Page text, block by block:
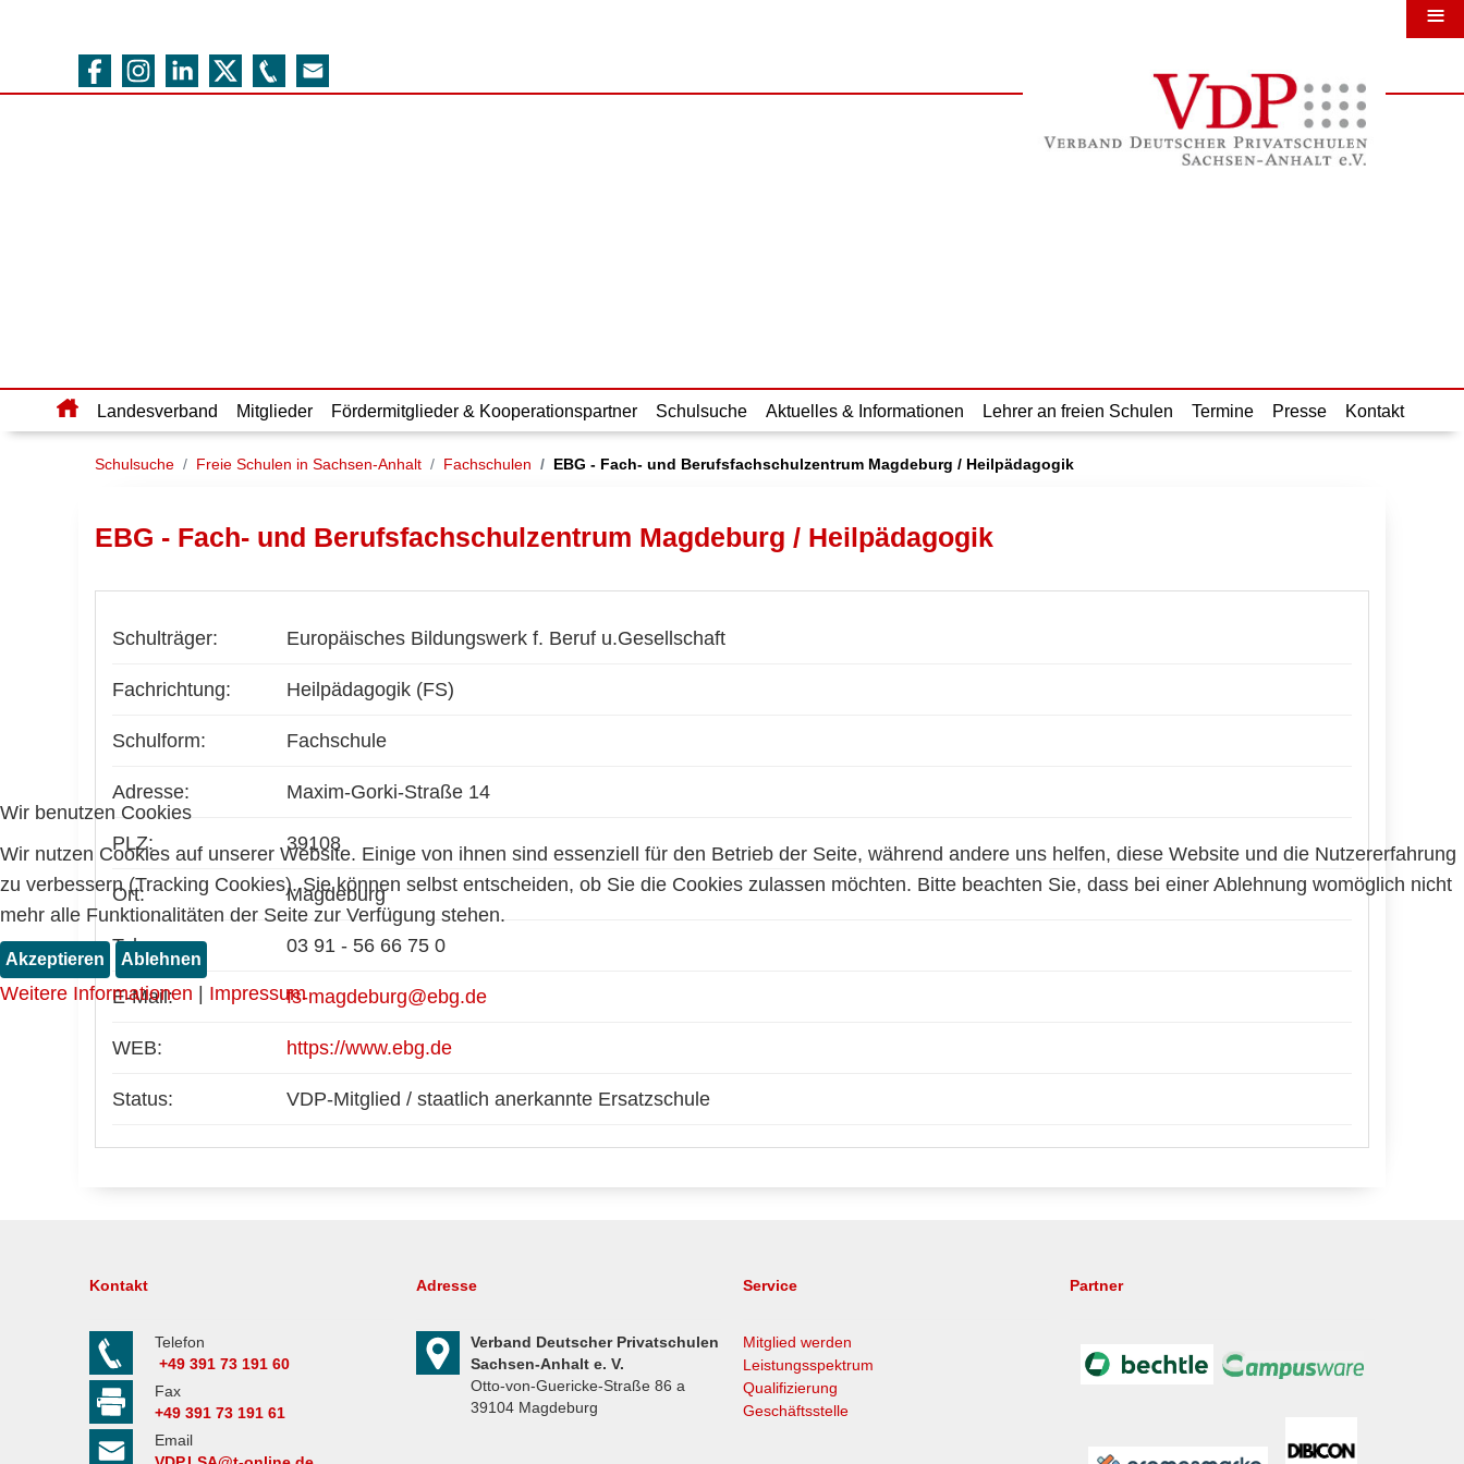
HomeLandesverband Mitglieder Fördermitglieder & Kooperationspartner Schulsuche Aktuelles & Informationen Lehrer an freien Schulen Termine Presse Kontakt
Schulsuche Freie Schulen in Sachsen-Anhalt Fachschulen EBG - Fach- und Berufsfachschulzentrum Magdeburg / Heilpädagogik
EBG - Fach- und Berufsfachschulzentrum Magdeburg / Heilpädagogik
Schulträger: Europäisches Bildungswerk f. Beruf u.Gesellschaft
Fachrichtung: Heilpädagogik (FS)
Schulform: Fachschule
Adresse: Maxim-Gorki-Straße 14
PLZ: 39108
Ort: Magdeburg
Tel.: 03 91 - 56 66 75 0
E-Mail: fs-magdeburg@ebg.de
WEB: https://www.ebg.de
Status: VDP-Mitglied / staatlich anerkannte Ersatzschule
Kontakt
Telefon
+49 391 73 191 60
Fax
+49 391 73 191 61
Email
Adresse
Verband Deutscher Privatschulen
Sachsen-Anhalt e. V.
Otto-von-Guericke-Straße 86 a
39104 Magdeburg
Service
Mitglied werden
Leistungsspektrum
Qualifizierung
Geschäftsstelle
Partner
Wir benutzen Cookies
Wir nutzen Cookies auf unserer Website. Einige von ihnen sind essenziell für den Betrieb der Seite, während andere uns helfen, diese Website und die Nutzererfahrung
zu verbessern (Tracking Cookies). Sie können selbst entscheiden, ob Sie die Cookies zulassen möchten. Bitte beachten Sie, dass bei einer Ablehnung womöglich nicht
mehr alle Funktionalitäten der Seite zur Verfügung stehen.
Akzeptieren Ablehnen
Weitere Informationen Impressum
≡